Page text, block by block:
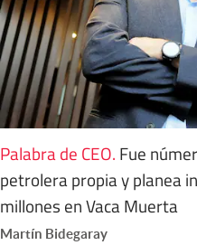
Palabra de CEO. Fue
petrolera propia y planea
millones en Vaca Muerta
Martín Bidegaray